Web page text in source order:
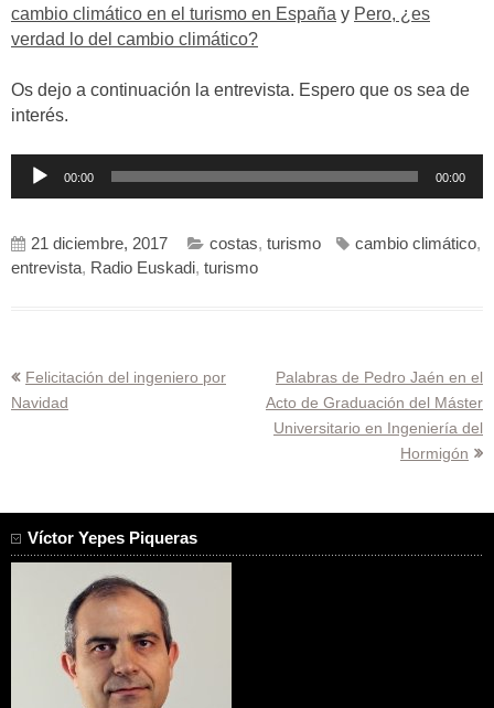
cambio climático en el turismo en España y Pero, ¿es
verdad lo del cambio climático?
Os dejo a continuación la entrevista. Espero que os sea de
interés.
Reproductor
00:00 00:00
21 diciembre, 2017 costas, turismo cambio climático,
entrevista, Radio Euskadi, turismo
Navegación
de
Felicitación del ingeniero por
Navidad
Palabras de Pedro Jaén en el
Acto de Graduación del Máster
Universitario en Ingeniería del
Hormigón
Víctor Yepes Piqueras